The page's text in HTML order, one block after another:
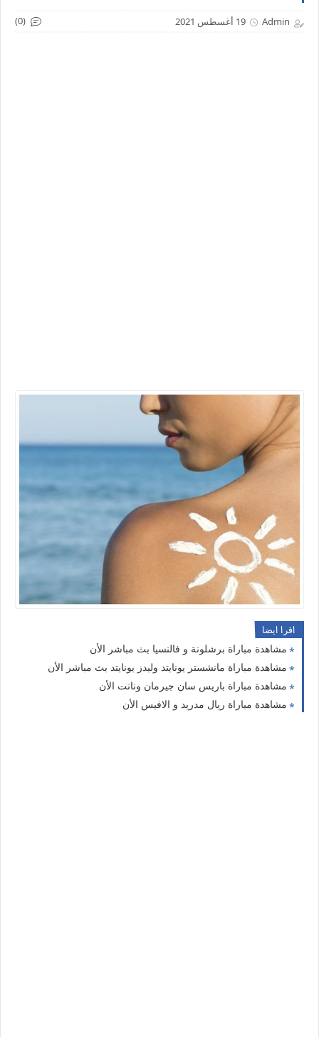
Admin 19 أغسطس 2021 (0)
اقرا ايضا
مشاهدة مباراة برشلونة و فالنسيا بث مباشر الأن
مشاهدة مباراة مانشستر يونايتد وليدز يونايتد بث مباشر الأن
مشاهدة مباراة باريس سان جيرمان ونانت الأن
مشاهدة مباراة ريال مدريد و الافيس الأن